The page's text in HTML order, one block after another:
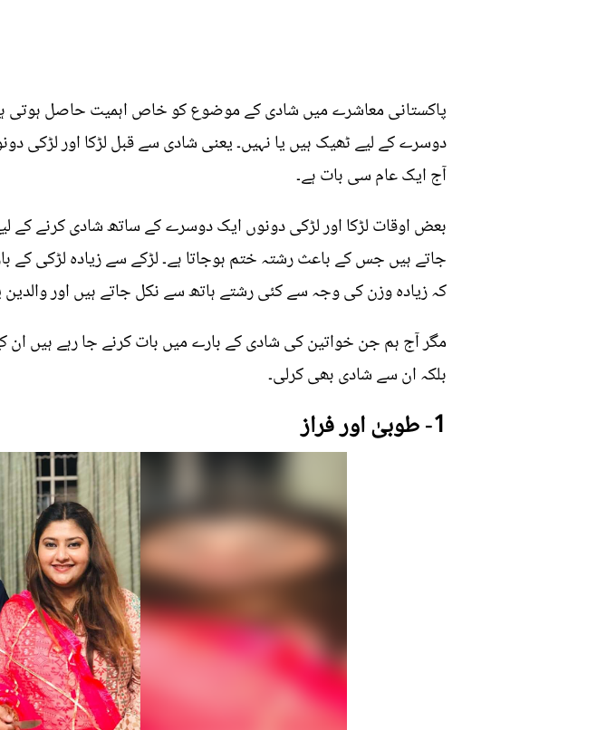
پاکستانی معاشرے میں شادی کے موضوع کو خاص اہمیت حاصل ہوتی
دوسرے کے لیے ٹھیک ہیں یا نہیں۔ یعنی شادی سے قبل لڑکا اور
آج ایک عام سی بات ہے۔
بعض اوقات لڑکا اور لڑکی دونوں ایک دوسرے کے ساتھ شادی کرنے کے
جاتے ہیں جس کے باعث رشتہ ختم ہوجاتا ہے۔ لڑکے سے زیادہ لڑکی کے
کہ زیادہ وزن کی وجہ سے کئی رشتے ہاتھ سے نکل جاتے ہیں اور والدین
مگر آج ہم جن خواتین کی شادی کے بارے میں بات کرنے جا رہے ہیں ان
بلکہ ان سے شادی بھی کرلی۔
1- طوبیٰ اور فراز